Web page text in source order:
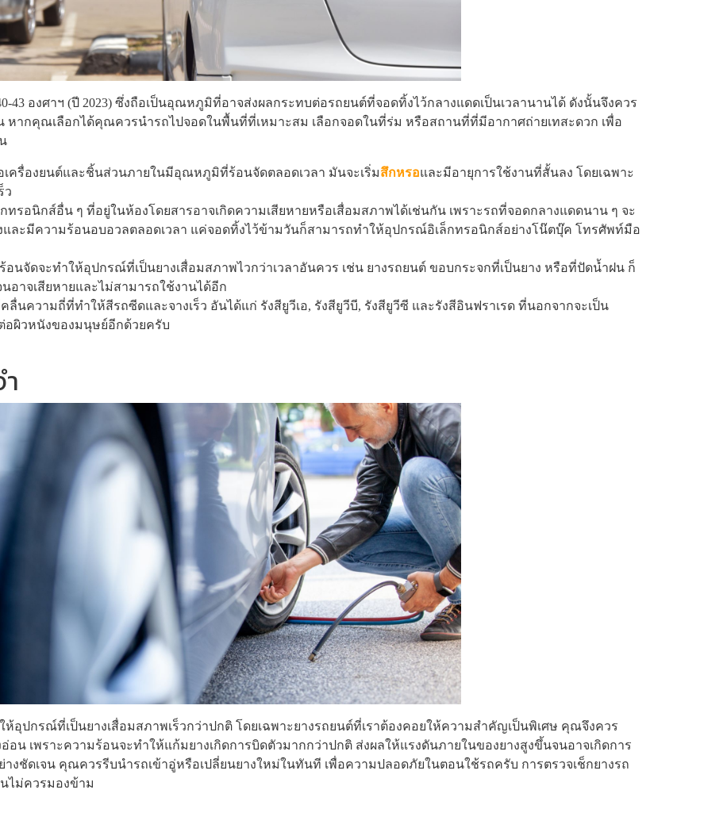
องศาฯ (ปี 2023) ซึ่งถือเป็นอุณหภูมิที่อาจส่งผลกระทบต่อรถยนต์ที่จอดทิ้งไว้กลางแดดเป็นเวลานานได้ ดังนั้นจึงควร
หากคุณเลือกได้คุณควรนำรถไปจอดในพื้นที่ที่เหมาะสม เลือกจอดในที่ร่ม หรือสถานที่ที่มีอากาศถ่ายเทสะดวก เพื่อ
เครื่องยนต์และชิ้นส่วนภายในมีอุณหภูมิที่ร้อนจัดตลอดเวลา มันจะเริ่มสึกหรอและมีอายุการใช้งานที่สั้นลง โดยเฉพาะ
ว
ทรอนิกส์อื่น ๆ ที่อยู่ในห้องโดยสารอาจเกิดความเสียหายหรือเสื่อมสภาพได้เช่นกัน เพราะรถที่จอดกลางแดดนาน ๆ จะ
ละมีความร้อนอบอวลตลอดเวลา แค่จอดทิ้งไว้ข้ามวันก็สามารถทำให้อุปกรณ์อิเล็กทรอนิกส์อย่างโน๊ตบุ๊ค โทรศัพท์มือ
นจัดจะทำให้อุปกรณ์ที่เป็นยางเสื่อมสภาพไวกว่าเวลาอันควร เช่น ยางรถยนต์ ขอบกระจกที่เป็นยาง หรือที่ปัดน้ำฝน ก็
อาจเสียหายและไม่สามารถใช้งานได้อีก
นความถี่ที่ทำให้สีรถซีดและจางเร็ว อันได้แก่ รังสียูวีเอ, รังสียูวีบี, รังสียูวีซี และรังสีอินฟราเรด ที่นอกจากจะเป็น
อผิวหนังของมนุษย์อีกด้วยครับ
อุปกรณ์ที่เป็นยางเสื่อมสภาพเร็วกว่าปกติ โดยเฉพาะยางรถยนต์ที่เราต้องคอยให้ความสำคัญเป็นพิเศษ คุณจึงควร
อน เพราะความร้อนจะทำให้แก้มยางเกิดการบิดตัวมากกว่าปกติ ส่งผลให้แรงดันภายในของยางสูงขึ้นจนอาจเกิดการ
งชัดเจน คุณควรรีบนำรถเข้าอู่หรือเปลี่ยนยางใหม่ในทันที เพื่อความปลอดภัยในตอนใช้รถครับ การตรวจเช็กยางรถ
ไม่ควรมองข้าม